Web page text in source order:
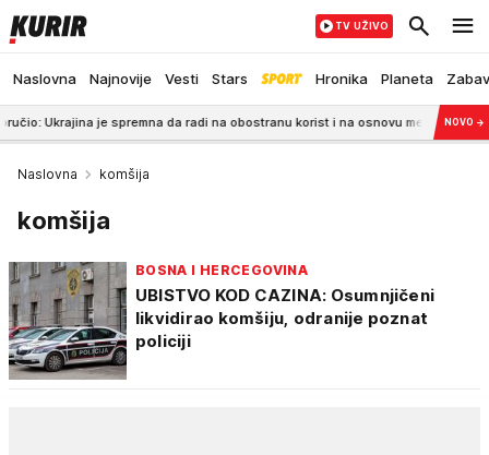
Naslovna Najnovije Vesti Stars Hronika Planeta
TV UŽIVO
je spremna da radi na obostranu korist i na osnovu međusobnog poštovanja
NOVO →
Naslovna komšija
komšija
BOSNA I HERCEGOVINA
UBISTVO KOD CAZINA: Osumnjičeni
likvidirao komšiju, odranije poznat
policiji